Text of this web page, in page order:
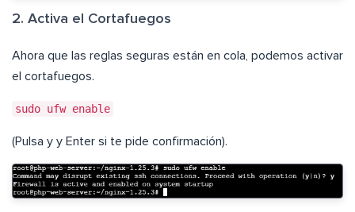
2. Activa el Cortafuegos
Ahora que las reglas seguras están en cola, podemos activar
el cortafuegos.
sudo ufw enable
(Pulsa y y Enter si te pide confirmación).